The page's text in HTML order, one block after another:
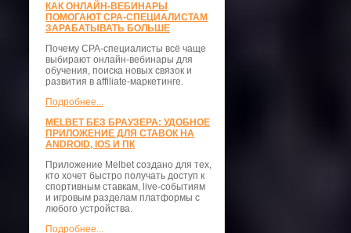
КАК ОНЛАЙН-ВЕБИНАРЫ
ПОМОГАЮТ CPA-СПЕЦИАЛИСТАМ
ЗАРАБАТЫВАТЬ БОЛЬШЕ
Почему CPA-специалисты всё чаще
выбирают онлайн-вебинары для
обучения, поиска новых связок и
развития в affiliate-маркетинге.
Подробнее...
MELBET БЕЗ БРАУЗЕРА: УДОБНОЕ
ПРИЛОЖЕНИЕ ДЛЯ СТАВОК НА
ANDROID, IOS И ПК
Приложение Melbet создано для тех,
кто хочет быстро получать доступ к
спортивным ставкам, live-событиям
и игровым разделам платформы с
любого устройства.
Подробнее...